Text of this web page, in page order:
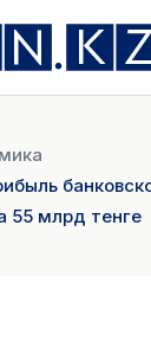
55 млрд тенге